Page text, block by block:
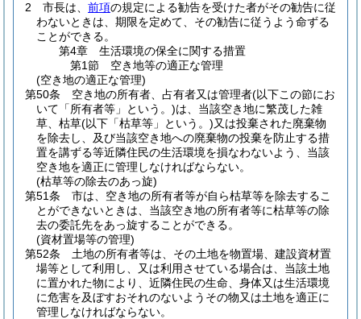
2
市長は、 前項の規定による勧告を受けた者がその勧告に従
わないときは、期限を定めて、その勧告に従うよう命ずる
ことができる。
第4章
生活環境の保全に関する措置
第1節
空き地等の適正な管理
(空き地の適正な管理)
第50条
空き地の所有者、占有者又は管理者(以下この節にお
いて「所有者等」という。)は、当該空き地に繁茂した雑
草、枯草(以下「枯草等」という。)又は投棄された廃棄物
を除去し、及び当該空き地への廃棄物の投棄を防止する措
置を講ずる等近隣住民の生活環境を損なわないよう、当該
空き地を適正に管理しなければならない。
(枯草等の除去のあっ旋)
第51条
市は、空き地の所有者等が自ら枯草等を除去するこ
とができないときは、当該空き地の所有者等に枯草等の除
去の委託先をあっ旋することができる。
(資材置場等の管理)
第52条
土地の所有者等は、その土地を物置場、建設資材置
場等として利用し、又は利用させている場合は、当該土地
に置かれた物により、近隣住民の生命、身体又は生活環境
に危害を及ぼすおそれのないようその物又は土地を適正に
管理しなければならない。